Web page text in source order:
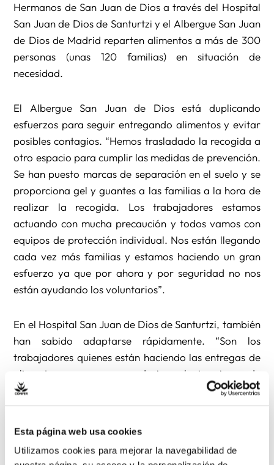
Esta página web usa cookies
Utilizamos cookies para mejorar la navegabilidad de
Hermanos de San Juan de Dios a través del Hospital
San Juan de Dios de Santurtzi y el Albergue San Juan
de Dios de Madrid reparten alimentos a más de 300
personas (unas 120 familias) en situación de
necesidad.
El Albergue San Juan de Dios está duplicando
esfuerzos para seguir entregando alimentos y evitar
posibles contagios. “Hemos trasladado la recogida a
otro espacio para cumplir las medidas de prevención.
Se han puesto marcas de separación en el suelo y se
proporciona gel y guantes a las familias a la hora de
realizar la recogida. Los trabajadores estamos
actuando con mucha precaución y todos vamos con
equipos de protección individual. Nos están llegando
cada vez más familias y estamos haciendo un gran
esfuerzo ya que por ahora y por seguridad no nos
están ayudando los voluntarios”.
En el Hospital San Juan de Dios de Santurtzi, también
han sabido adaptarse rápidamente. “Son los
trabajadores quienes están haciendo las entregas de
alimentos, ya que para reducir cualquier riesgo de
contagio y exposición los voluntarios no están
que nadie se quede sin alimentos e incluso estamos
haciendo el reparto a domicilio a aquellas personas